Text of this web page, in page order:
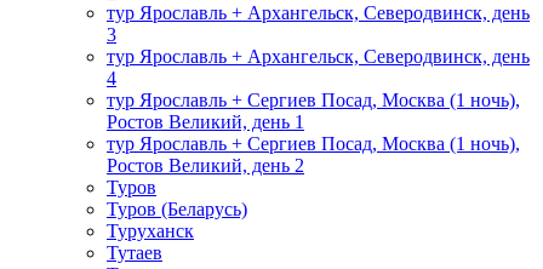
тур Ярославль + Архангельск, Северодвинск, день
3
тур Ярославль + Архангельск, Северодвинск, день
4
тур Ярославль + Сергиев Посад, Москва (1 ночь),
Ростов Великий, день 1
тур Ярославль + Сергиев Посад, Москва (1 ночь),
Ростов Великий, день 2
Туров
Туров (Беларусь)
Туруханск
Тутаев